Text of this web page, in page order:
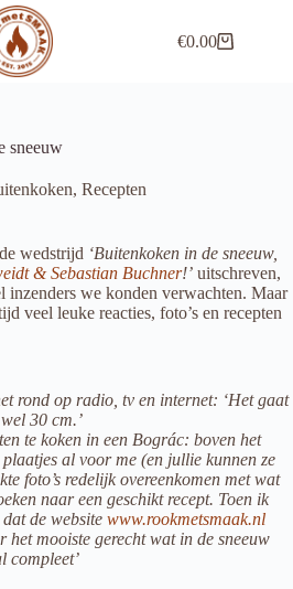
Winkelwagen
€0.00
sneeuw
, Recepten
wedstrijd ‘Buitenkoken in de sneeuw,
& Sebastian Buchner!’ uitschreven,
inzenders we konden verwachten. Maar
veel leuke reacties, foto’s en recepten
rond op radio, tv en internet: ‘Het gaat
30 cm.’
te koken in een Bográc: boven het
al voor me (en jullie kunnen ze
foto’s redelijk overeenkomen met wat
naar een geschikt recept. Toen ik
de website www.rookmetsmaak.nl
het mooiste gerecht wat in de sneeuw
compleet’